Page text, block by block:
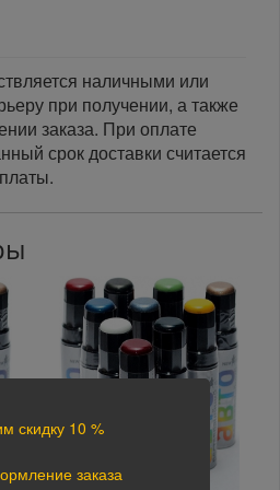
наличными или
при получении, а также
заказа. При оплате
срок доставки считается
скидку 10 %
заказа